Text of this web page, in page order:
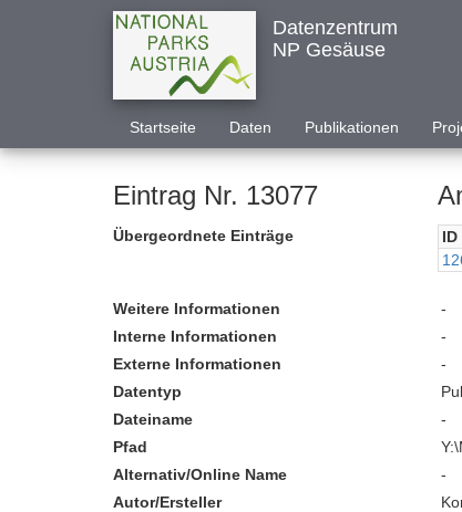
Datenzentrum
NP Gesäuse
Startseite Daten Publikationen
Eintrag Nr. 13077
Übergeordnete Einträge ID
Weitere Informationen
-
Interne Informationen
-
Externe Informationen
-
Datentyp
Dateiname
-
Pfad
Alternativ/Online Name
-
Autor/Ersteller